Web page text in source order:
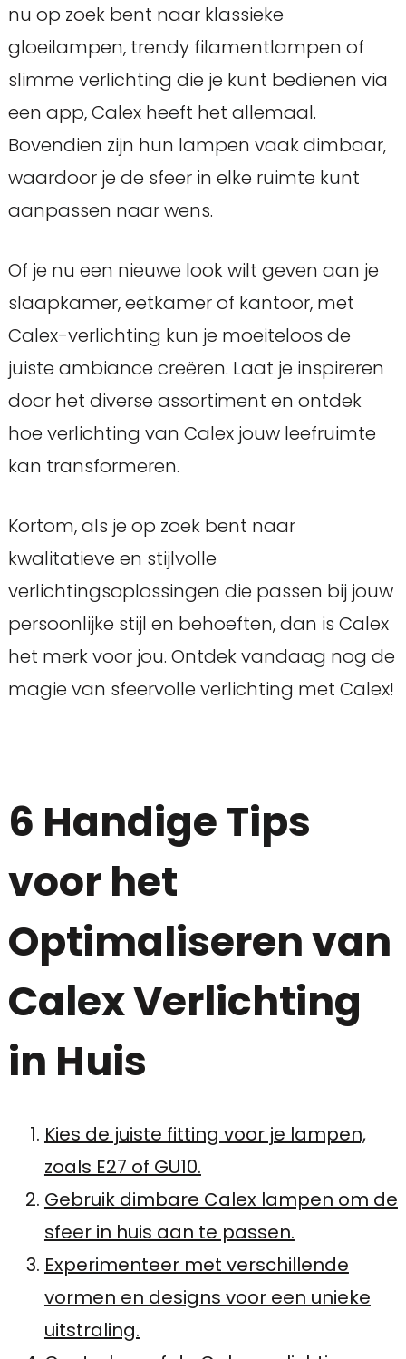
nu op zoek bent naar klassieke
gloeilampen, trendy filamentlampen of
slimme verlichting die je kunt bedienen via
een app, Calex heeft het allemaal.
Bovendien zijn hun lampen vaak dimbaar,
waardoor je de sfeer in elke ruimte kunt
aanpassen naar wens.
Of je nu een nieuwe look wilt geven aan je
slaapkamer, eetkamer of kantoor, met
Calex-verlichting kun je moeiteloos de
juiste ambiance creëren. Laat je inspireren
door het diverse assortiment en ontdek
hoe verlichting van Calex jouw leefruimte
kan transformeren.
Kortom, als je op zoek bent naar
kwalitatieve en stijlvolle
verlichtingsoplossingen die passen bij jouw
persoonlijke stijl en behoeften, dan is Calex
het merk voor jou. Ontdek vandaag nog de
magie van sfeervolle verlichting met Calex!
6 Handige Tips
voor het
Optimaliseren van
Calex Verlichting
in Huis
Kies de juiste fitting voor je lampen,
zoals E27 of GU10.
Gebruik dimbare Calex lampen om de
sfeer in huis aan te passen.
Experimenteer met verschillende
vormen en designs voor een unieke
uitstraling.